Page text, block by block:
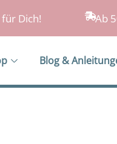
Dich! Ab
Blog &